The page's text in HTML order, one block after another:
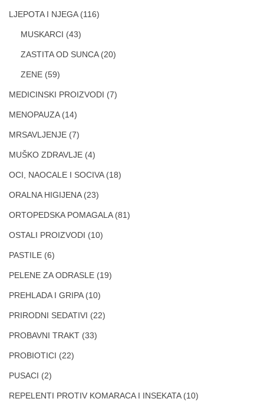
LJEPOTA I NJEGA (116)
MUSKARCI (43)
ZASTITA OD SUNCA (20)
ZENE (59)
MEDICINSKI PROIZVODI (7)
MENOPAUZA (14)
MRSAVLJENJE (7)
MUŠKO ZDRAVLJE (4)
OCI, NAOCALE I SOCIVA (18)
ORALNA HIGIJENA (23)
ORTOPEDSKA POMAGALA (81)
OSTALI PROIZVODI (10)
PASTILE (6)
PELENE ZA ODRASLE (19)
PREHLADA I GRIPA (10)
PRIRODNI SEDATIVI (22)
PROBAVNI TRAKT (33)
PROBIOTICI (22)
PUSACI (2)
REPELENTI PROTIV KOMARACA I INSEKATA (10)